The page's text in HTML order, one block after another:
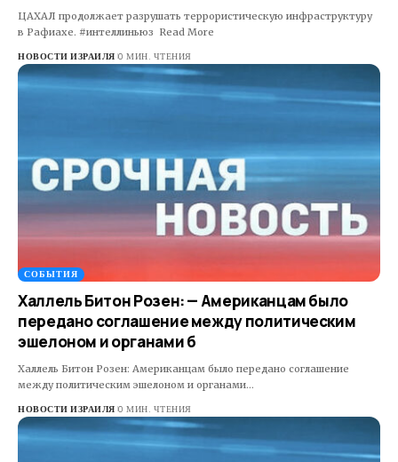
ЦАХАЛ продолжает разрушать террористическую инфраструктуру
в Рафиахе. #интеллиньюз Read More ​
НОВОСТИ ИЗРАИЛЯ 0 МИН. ЧТЕНИЯ
СОБЫТИЯ
Халлель Битон Розен: — Американцам было
передано соглашение между политическим
эшелоном и органами б
Халлель Битон Розен: Американцам было передано соглашение
между политическим эшелоном и органами…
НОВОСТИ ИЗРАИЛЯ 0 МИН. ЧТЕНИЯ